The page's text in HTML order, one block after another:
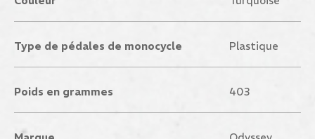
Type de pédales de monocycle Plastique
Poids en grammes 403